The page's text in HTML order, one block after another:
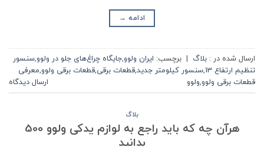
ادامه →
ارسال شده در : بلاگ | برچسب: ایران ولوو,جایگاه چراغ‌های جلو در ولوو,سنسور
تنظیم ارتفاع 13
,سنسور کیلومتر جدید,قطعات برقی,قطعات برقی ولوو,معرفی
قطعات برقی ولوو,ولوو ارسال دیدگاه
بلاگ
هرآن چه که باید راجع به لوازم یدکی ولوو 500
بدانید